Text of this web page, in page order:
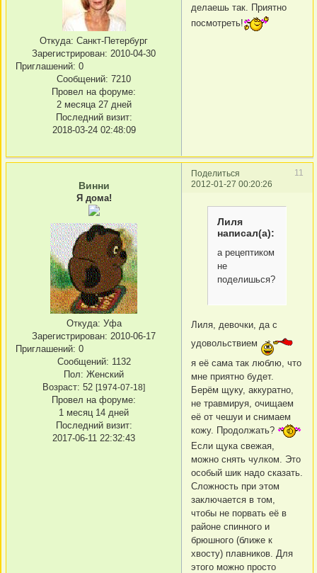
Откуда: Санкт-Петербург
Зарегистрирован: 2010-04-30
Приглашений: 0
Сообщений: 7210
Провел на форуме:
2 месяца 27 дней
Последний визит:
2018-03-24 02:48:09
делаешь так. Приятно
посмотреть!
Поделиться
11
2012-01-27 00:20:26
Винни
Я дома!
Откуда: Уфа
Зарегистрирован: 2010-06-17
Приглашений: 0
Сообщений: 1132
Пол: Женский
Возраст: 52 [1974-07-18]
Провел на форуме:
1 месяц 14 дней
Последний визит:
2017-06-11 22:32:43
Лиля
написал(а):
а рецептиком
не
поделишься?
Лиля, девочки, да с
удовольствием
я её сама так люблю, что
мне приятно будет.
Берём щуку, аккуратно,
не травмируя, очищаем
её от чешуи и снимаем
кожу. Продолжать?
Если щука свежая,
можно снять чулком. Это
особый шик надо сказать.
Сложность при этом
заключается в том,
чтобы не порвать её в
районе спинного и
брюшного (ближе к
хвосту) плавников. Для
этого можно просто